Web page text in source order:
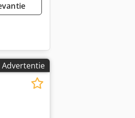
Advertentie